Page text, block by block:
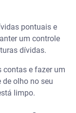
pontuais e
um controle
dívidas.
contas e fazer um
olho no seu
limpo.